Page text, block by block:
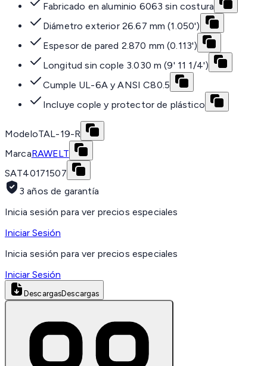
Fabricado en aluminio 6063 sin costura
Diámetro exterior 26.67 mm (1.050')
Espesor de pared 2.870 mm (0.113')
Longitud sin cople 3.030 m (9' 11 1/4')
Cumple UL-6A y ANSI C80.5
Incluye cople y protector de plástico
ModeloTAL-19-R
MarcaRAWELT
SAT40171507
3 años de garantía
Inicia sesión para ver precios especiales
Iniciar Sesión
Inicia sesión para ver precios especiales
Iniciar Sesión
DescargasDescargas